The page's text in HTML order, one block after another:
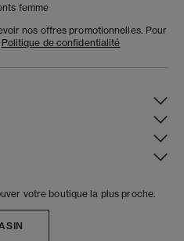
femme
nos offres promotionnelles. Pour
Politique de confidentialité
votre boutique la plus proche.